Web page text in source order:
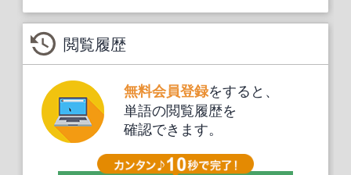
閲覧履歴
無料会員登録をすると、
単語の閲覧履歴を
確認できます。